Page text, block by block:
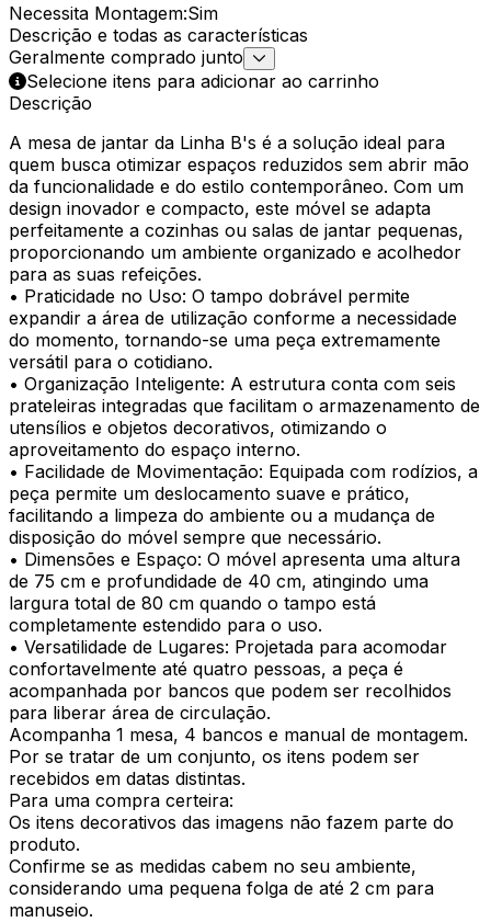
Necessita Montagem:Sim
Descrição e todas as características
Geralmente comprado junto
Selecione itens para adicionar ao carrinho
Descrição
A mesa de jantar da Linha B's é a solução ideal para
quem busca otimizar espaços reduzidos sem abrir mão
da funcionalidade e do estilo contemporâneo. Com um
design inovador e compacto, este móvel se adapta
perfeitamente a cozinhas ou salas de jantar pequenas,
proporcionando um ambiente organizado e acolhedor
para as suas refeições.
• Praticidade no Uso: O tampo dobrável permite
expandir a área de utilização conforme a necessidade
do momento, tornando-se uma peça extremamente
versátil para o cotidiano.
• Organização Inteligente: A estrutura conta com seis
prateleiras integradas que facilitam o armazenamento de
utensílios e objetos decorativos, otimizando o
aproveitamento do espaço interno.
• Facilidade de Movimentação: Equipada com rodízios, a
peça permite um deslocamento suave e prático,
facilitando a limpeza do ambiente ou a mudança de
disposição do móvel sempre que necessário.
• Dimensões e Espaço: O móvel apresenta uma altura
de 75 cm e profundidade de 40 cm, atingindo uma
largura total de 80 cm quando o tampo está
completamente estendido para o uso.
• Versatilidade de Lugares: Projetada para acomodar
confortavelmente até quatro pessoas, a peça é
acompanhada por bancos que podem ser recolhidos
para liberar área de circulação.
Acompanha 1 mesa, 4 bancos e manual de montagem.
Por se tratar de um conjunto, os itens podem ser
recebidos em datas distintas.
Para uma compra certeira:
Os itens decorativos das imagens não fazem parte do
produto.
Confirme se as medidas cabem no seu ambiente,
considerando uma pequena folga de até 2 cm para
manuseio.